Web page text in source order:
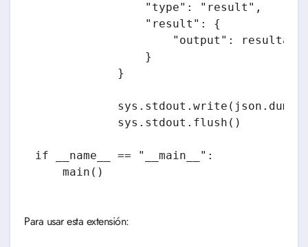
                "type": "result",
                "result": {
                    "output": resultado
                }
            }
            sys.stdout.flush()
if __name__ == "__main__":
    main()
Para usar esta extensión: